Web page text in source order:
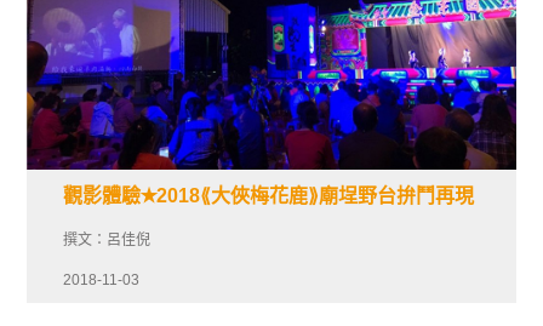
觀影體驗✭2018⟪大俠梅花鹿⟫廟埕野台拚鬥再現
撰文：呂佳倪
2018-11-03